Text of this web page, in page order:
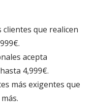
que realicen
acepta
4,999€.
más exigentes que